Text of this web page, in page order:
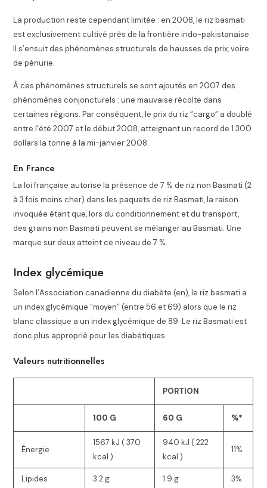
La production reste cependant limitée : en 2008, le riz basmati
est exclusivement cultivé près de la frontière indo-pakistanaise.
Il s’ensuit des phénomènes structurels de hausses de prix, voire
de pénurie.
À ces phénomènes structurels se sont ajoutés en 2007 des
phénomènes conjoncturels : une mauvaise récolte dans
certaines régions. Par conséquent, le prix du riz “cargo” a doublé
entre l’été 2007 et le début 2008, atteignant un record de 1 300
dollars la tonne à la mi-janvier 2008.
En France
La loi française autorise la présence de 7 % de riz non Basmati (2
à 3 fois moins cher) dans les paquets de riz Basmati, la raison
invoquée étant que, lors du conditionnement et du transport,
des grains non Basmati peuvent se mélanger au Basmati. Une
marque sur deux atteint ce niveau de 7 %.
Index glycémique
Selon l’Association canadienne du diabète(en), le riz basmati a
un index glycémique “moyen” (entre 56 et 69) alors que le riz
blanc classique a un index glycémique de 89. Le riz Basmati est
donc plus approprié pour les diabétiques.
Valeurs nutritionnelles
PORTION
100 G 60 G %*
Énergie
1567 kJ ( 370
kcal )
940 kJ ( 222
kcal )
11%
Lipides 3.2 g 1.9 g 3%